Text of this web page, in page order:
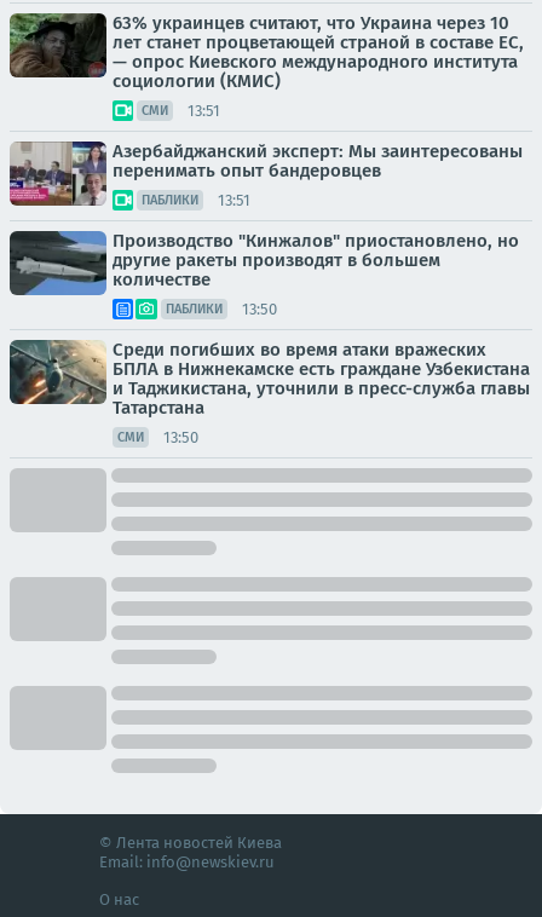
63% украинцев считают, что Украина через 10
лет станет процветающей страной в составе ЕС,
— опрос Киевского международного института
социологии (КМИС)
СМИ 13:51
Азербайджанский эксперт: Мы заинтересованы
перенимать опыт бандеровцев
ПАБЛИКИ 13:51
Производство "Кинжалов" приостановлено, но
другие ракеты производят в большем
количестве
ПАБЛИКИ 13:50
Среди погибших во время атаки вражеских
БПЛА в Нижнекамске есть граждане Узбекистана
и Таджикистана, уточнили в пресс-служба главы
Татарстана
СМИ 13:50
© Лента новостей Киева
Email: info@newskiev.ru
О нас